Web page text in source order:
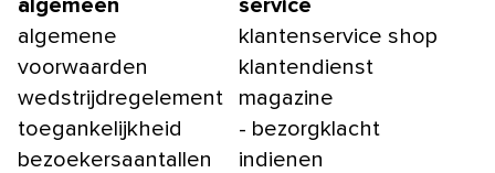
algemeen
algemene
voorwaarden
wedstrijdregelement
toegankelijkheid
bezoekersaantallen
service
klantenservice shop
klantendienst
magazine
- bezorgklacht
indienen